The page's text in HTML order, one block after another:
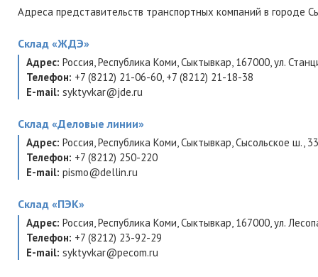
Адреса представительств транспортных компаний в городе
Склад «ЖДЭ»
Адрес: Россия,Республика Коми,Сыктывкар, 167000,ул.
Телефон: +7 (8212) 21-06-60, +7 (8212) 21-18-38
E-mail: syktyvkar@jde.ru
Склад «Деловые линии»
Адрес: Россия,Республика Коми,Сыктывкар,Сысольское ш., 33
Телефон: +7 (8212) 250-220
E-mail: pismo@dellin.ru
Склад «ПЭК»
Адрес: Россия,Республика Коми,Сыктывкар, 167000,ул.
Телефон: +7 (8212) 23-92-29
E-mail: syktyvkar@pecom.ru